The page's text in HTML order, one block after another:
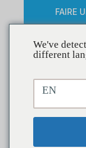
FAIRE
sur la
cesser
We've
different
EN